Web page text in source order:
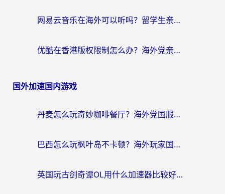
网易云音乐在海外可以听吗？留学生亲测有效的回国加速方案
优酷在香港版权限制怎么办？海外党亲测有效的追剧加速方案
国外加速国内游戏
丹麦怎么玩奇妙咖啡餐厅？海外党国服游戏加速全攻略（附灌篮高手元气骑士实测）
巴西怎么玩枫叶岛不卡顿？海外玩家国服游戏加速器终极指南（含战双野兽领主提速秘籍）
英国玩古剑奇谭OL用什么加速器比较好？留学生亲测有效的国服游戏加速指南